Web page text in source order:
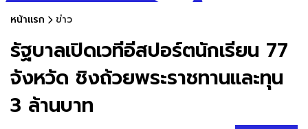
หน้าแรก ข่าว
รัฐบาลเปิดเวทีอีสปอร์ตนักเรียน 77
จังหวัด ชิงถ้วยพระราชทานและทุน
3 ล้านบาท